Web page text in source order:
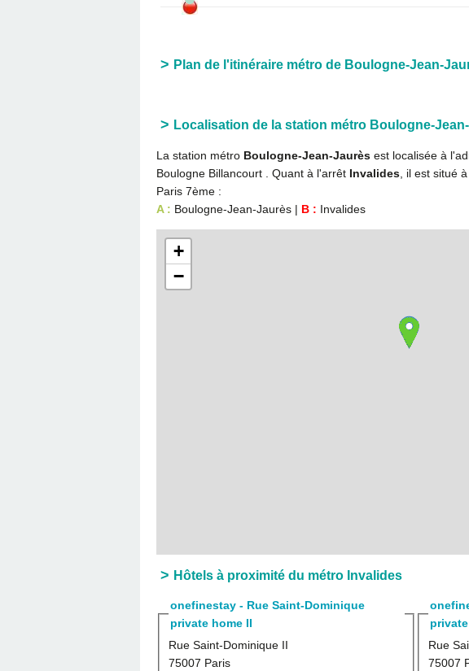
Plan de l'itinéraire métro de Boulogne-Jean-
Localisation de la station métro Boulogne-
La station métro Boulogne-Jean-Jaurès est localisée à
Boulogne Billancourt . Quant à l'arrêt Invalides , il est situé
Paris 7ème :
A : Boulogne-Jean-Jaurès | B : Invalides
+
−
Hôtels à proximité du métro Invalides
onefinestay - Rue Saint-Dominique
private home II
Rue Saint-Dominique II
75007 Paris
Rue
75007